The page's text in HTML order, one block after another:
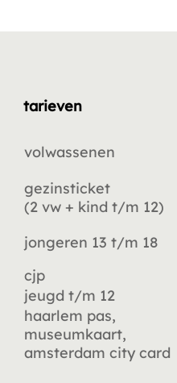
tarieven
volwassenen
gezinsticket
(2 vw + kind t/m 12)
jongeren 13 t/m 18
cjp
jeugd t/m 12
haarlem pas,
museumkaart,
amsterdam city card